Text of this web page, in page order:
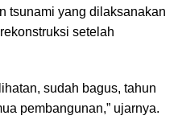
tsunami yang dilaksanakan
setelah
sudah bagus, tahun
pembangunan,” ujarnya.